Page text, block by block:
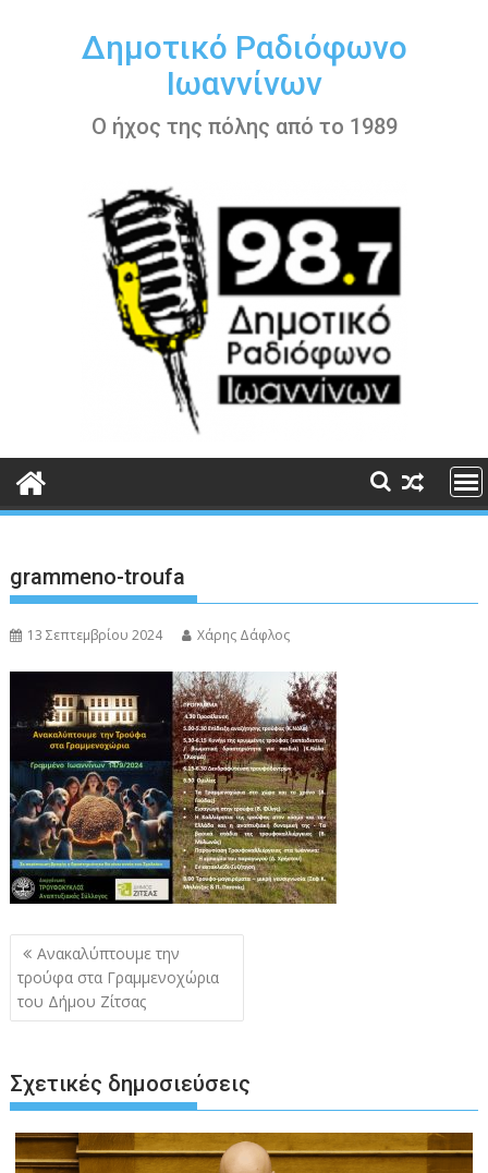
περιεχόμενοΔημοτικό Ραδιόφωνο
Ιωαννίνων
Ο ήχος της πόλης από το 1989
grammeno-troufa
13 Σεπτεμβρίου 2024 Χάρης Δάφλος
Πλοήγηση
άρθρων
Ανακαλύπτουμε την
τρούφα στα Γραμμενοχώρια
του Δήμου Ζίτσας
Σχετικές δημοσιεύσεις